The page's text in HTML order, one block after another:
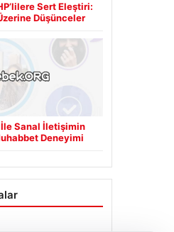
Sert Eleştiri:
Düşünceler
Sanal İletişimin
Deneyimi